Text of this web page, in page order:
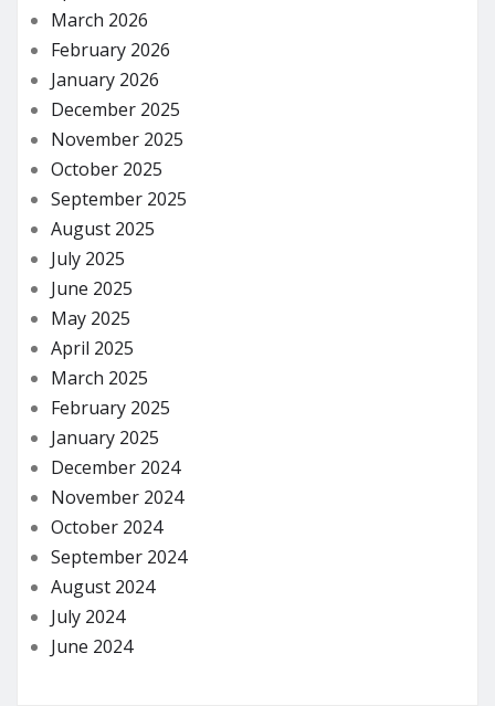
March 2026
February 2026
January 2026
December 2025
November 2025
October 2025
September 2025
August 2025
July 2025
June 2025
May 2025
April 2025
March 2025
February 2025
January 2025
December 2024
November 2024
October 2024
September 2024
August 2024
July 2024
June 2024